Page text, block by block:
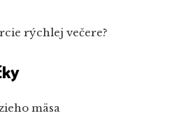
rýchlej večere?
mäsa